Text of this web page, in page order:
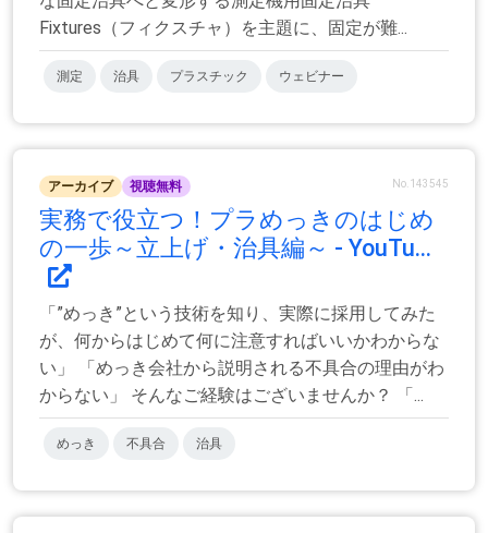
Fixtures（フィクスチャ）を主題に、固定が難...
測定 治具 プラスチック ウェビナー
アーカイブ 視聴無料 No.143545
実務で役立つ！プラめっきのはじめ
の一歩～立上げ・治具編～ - YouTu...
「”めっき”という技術を知り、実際に採用してみた
が、何からはじめて何に注意すればいいかわからな
い」 「めっき会社から説明される不具合の理由がわ
からない」 そんなご経験はございませんか？ 「...
めっき 不具合 治具